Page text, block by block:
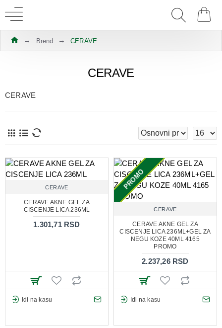
Brend CERAVE
CERAVE
CERAVE
CERAVE
CERAVE AKNE GEL ZA
CISCENJE LICA 236ML
1.301,71 RSD
Idi na kasu
PROMO
CERAVE
CERAVE AKNE GEL ZA
CISCENJE LICA 236ML+GEL ZA
NEGU KOZE 40ML 4165
PROMO
2.237,26 RSD
Idi na kasu